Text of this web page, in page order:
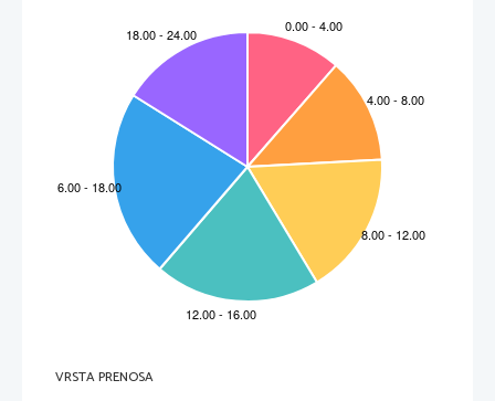
VRSTA PRENOSA